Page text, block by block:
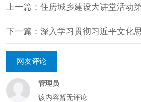
上一篇：住房城乡建设大讲堂活动
网友评论
管理员
该内容暂无评论